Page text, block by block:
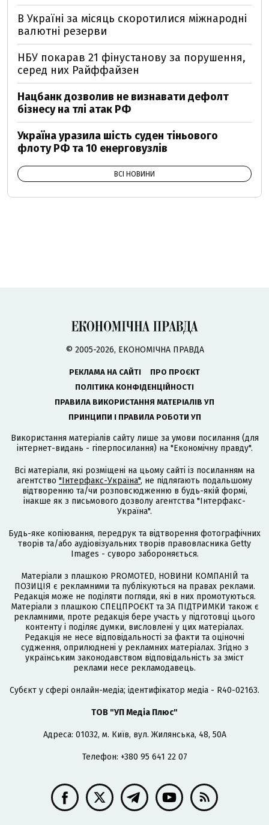
В Україні за місяць скоротилися міжнародні
валютні резерви
НБУ покарав 21 фінустанову за порушення,
серед них Райффайзен
Нацбанк дозволив не визнавати дефолт
бізнесу на тлі атак РФ
Україна уразила шість суден тіньового
флоту РФ та 10 енерговузлів
ВСІ НОВИНИ
© 2005-2026, ЕКОНОМІЧНА ПРАВДА
РЕКЛАМА НА САЙТІ
ПРО ПРОЄКТ
ПОЛІТИКА КОНФІДЕНЦІЙНОСТІ
ПРАВИЛА ВИКОРИСТАННЯ МАТЕРІАЛІВ УП
ПРИНЦИПИ І ПРАВИЛА РОБОТИ УП
Використання матеріалів сайту лише за умови посилання (для
інтернет-видань - гіперпосилання) на "Економічну правду".
Всі матеріали, які розміщені на цьому сайті із посиланням на
агентство "Інтерфакс-Україна", не підлягають подальшому
відтворенню та/чи розповсюдженню в будь-якій формі,
інакше як з письмового дозволу агентства "Інтерфакс-
Україна".
Будь-яке копіювання, передрук та відтворення фотографічних
творів та/або аудіовізуальних творів правовласника Getty
Images - суворо забороняється.
Матеріали з плашкою PROMOTED, НОВИНИ КОМПАНІЙ та
ПОЗИЦІЯ є рекламними та публікуються на правах реклами.
Редакція може не поділяти погляди, які в них промотуються.
Матеріали з плашкою СПЕЦПРОЄКТ та ЗА ПІДТРИМКИ також є
рекламними, проте редакція бере участь у підготовці цього
контенту і поділяє думки, висловлені у цих матеріалах.
Редакція не несе відповідальності за факти та оціночні
судження, оприлюднені у рекламних матеріалах. Згідно з
українським законодавством відповідальність за зміст
реклами несе рекламодавець.
Cубєкт у сфері онлайн-медіа; ідентифікатор медіа - R40-02163.
ТОВ "УП Медіа Плюс"
Адреса: 01032, м. Київ, вул. Жилянська, 48, 50А
Телефон: +380 95 641 22 07